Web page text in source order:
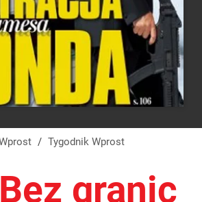
Wprost / Tygodnik Wprost
Bez granic